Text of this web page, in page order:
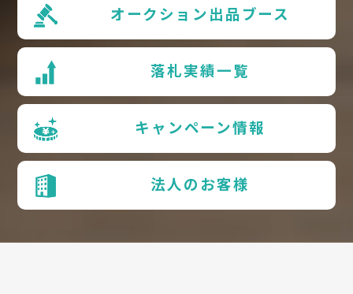
オークション出品ブース
落札実績一覧
キャンペーン情報
法人のお客様